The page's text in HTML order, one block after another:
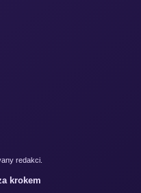
redakci.
krokem